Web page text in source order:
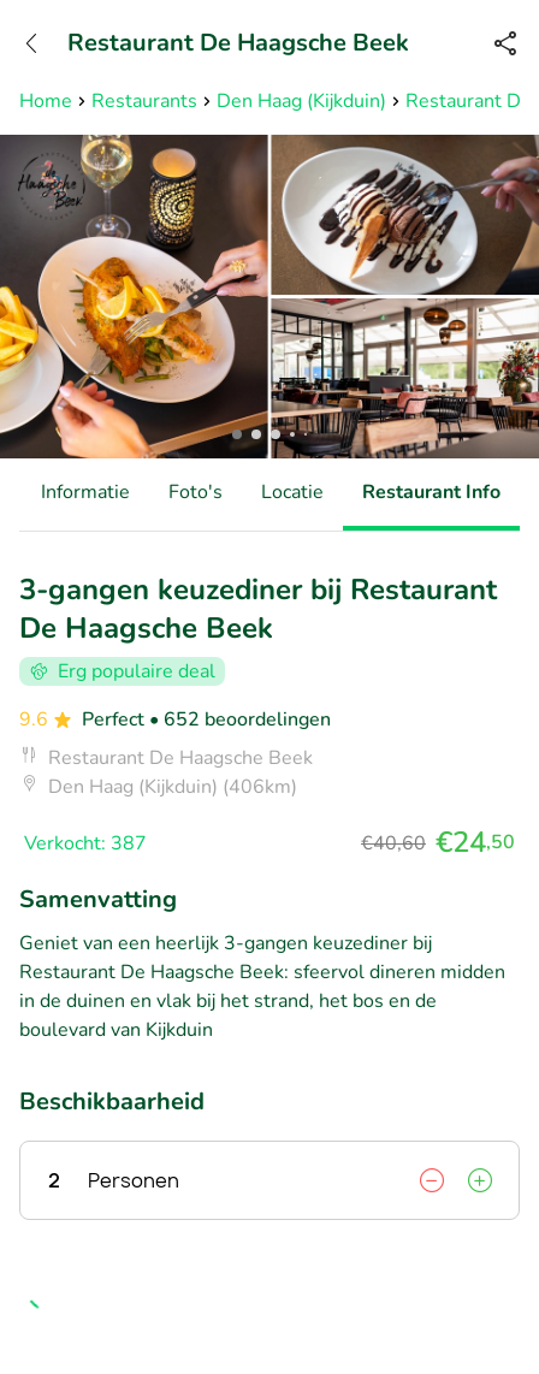
Bereikbaar tot 23:00 uur
Home Restaurants Den Haag (Kijkduin) Restaurant De
Restaurant De Haagsche Beek
Informatie Foto's Locatie Restaurant Info
3-gangen keuzediner bij Restaurant
De Haagsche Beek
Erg populaire deal
9.6
Perfect • 652 beoordelingen
Restaurant De Haagsche Beek
Den Haag (Kijkduin) (406km)
Verkocht: 387 €40,60 €24,50
Samenvatting
Geniet van een heerlijk 3-gangen keuzediner bij
Restaurant De Haagsche Beek: sfeervol dineren midden
in de duinen en vlak bij het strand, het bos en de
boulevard van Kijkduin
Beschikbaarheid
2 Personen